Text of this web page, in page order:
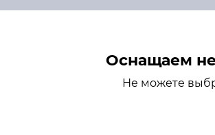
Оснащаем
Не можете